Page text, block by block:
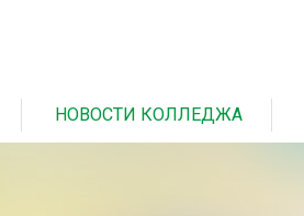
НОВОСТИ КОЛЛЕДЖА